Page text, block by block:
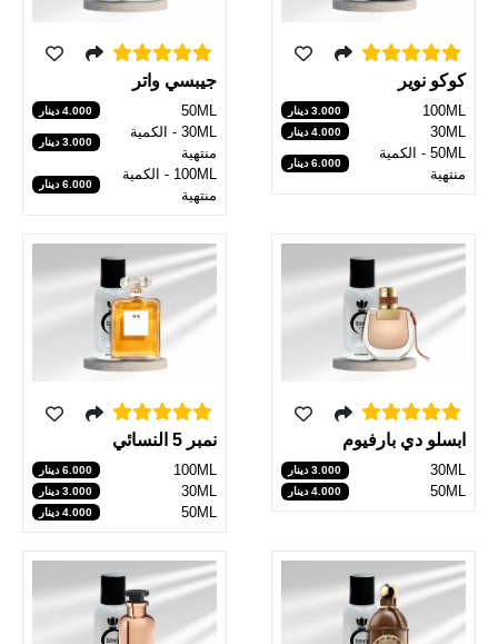
كوكو نوير
100ML 3.000 دينار
30ML 4.000 دينار
50ML - الكمية
منتهية
6.000 دينار
جيبسي واتر
50ML 4.000 دينار
30ML - الكمية
منتهية
3.000 دينار
100ML - الكمية
منتهية
6.000 دينار
ابسلو دي بارفيوم
30ML 3.000 دينار
50ML 4.000 دينار
نمبر 5 النسائي
100ML 6.000 دينار
30ML 3.000 دينار
50ML 4.000 دينار